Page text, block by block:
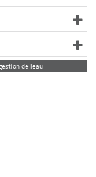
de leau